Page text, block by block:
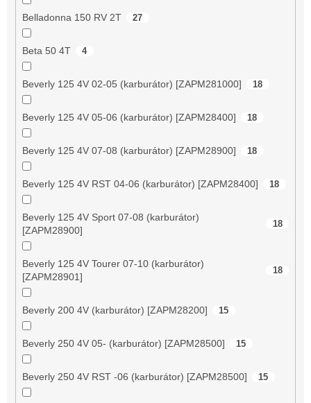
Belladonna 150 RV 2T 27
Beta 50 4T 4
Beverly 125 4V 02-05 (karburátor) [ZAPM281000] 18
Beverly 125 4V 05-06 (karburátor) [ZAPM28400] 18
Beverly 125 4V 07-08 (karburátor) [ZAPM28900] 18
Beverly 125 4V RST 04-06 (karburátor) [ZAPM28400] 18
Beverly 125 4V Sport 07-08 (karburátor)
[ZAPM28900]
18
Beverly 125 4V Tourer 07-10 (karburátor)
[ZAPM28901]
18
Beverly 200 4V (karburátor) [ZAPM28200] 15
Beverly 250 4V 05- (karburátor) [ZAPM28500] 15
Beverly 250 4V RST -06 (karburátor) [ZAPM28500] 15